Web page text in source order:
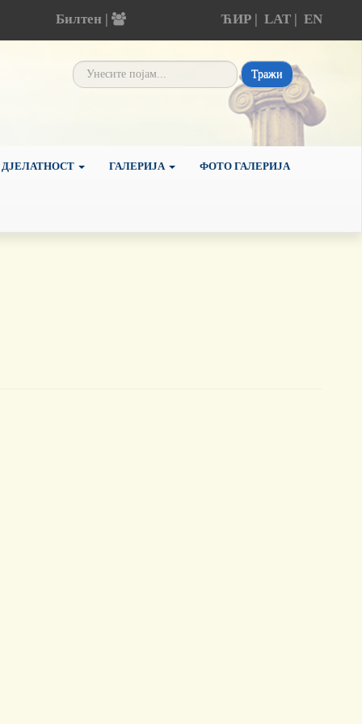
Билтен | ЋИР| LAT| EN
Тражи
ДЈЕЛАТНОСТ ГАЛЕРИЈА ФОТО ГАЛЕРИЈА